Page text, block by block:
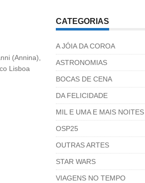
(Annina),
Lisboa
CATEGORIAS
A JÓIA DA COROA
ASTRONOMIAS
BOCAS DE CENA
DA FELICIDADE
MIL E UMA E MAIS NOITES
OSP25
OUTRAS ARTES
STAR WARS
VIAGENS NO TEMPO